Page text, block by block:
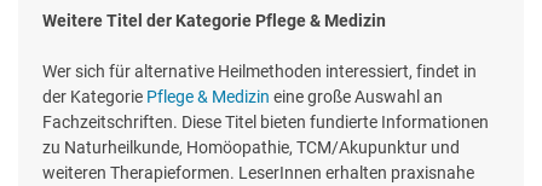
Weitere Titel der Kategorie Pflege & Medizin
Wer sich für alternative Heilmethoden interessiert, findet in
der Kategorie Pflege & Medizin eine große Auswahl an
Fachzeitschriften. Diese Titel bieten fundierte Informationen
zu Naturheilkunde, Homöopathie, TCM/Akupunktur und
weiteren Therapieformen. LeserInnen erhalten praxisnahe